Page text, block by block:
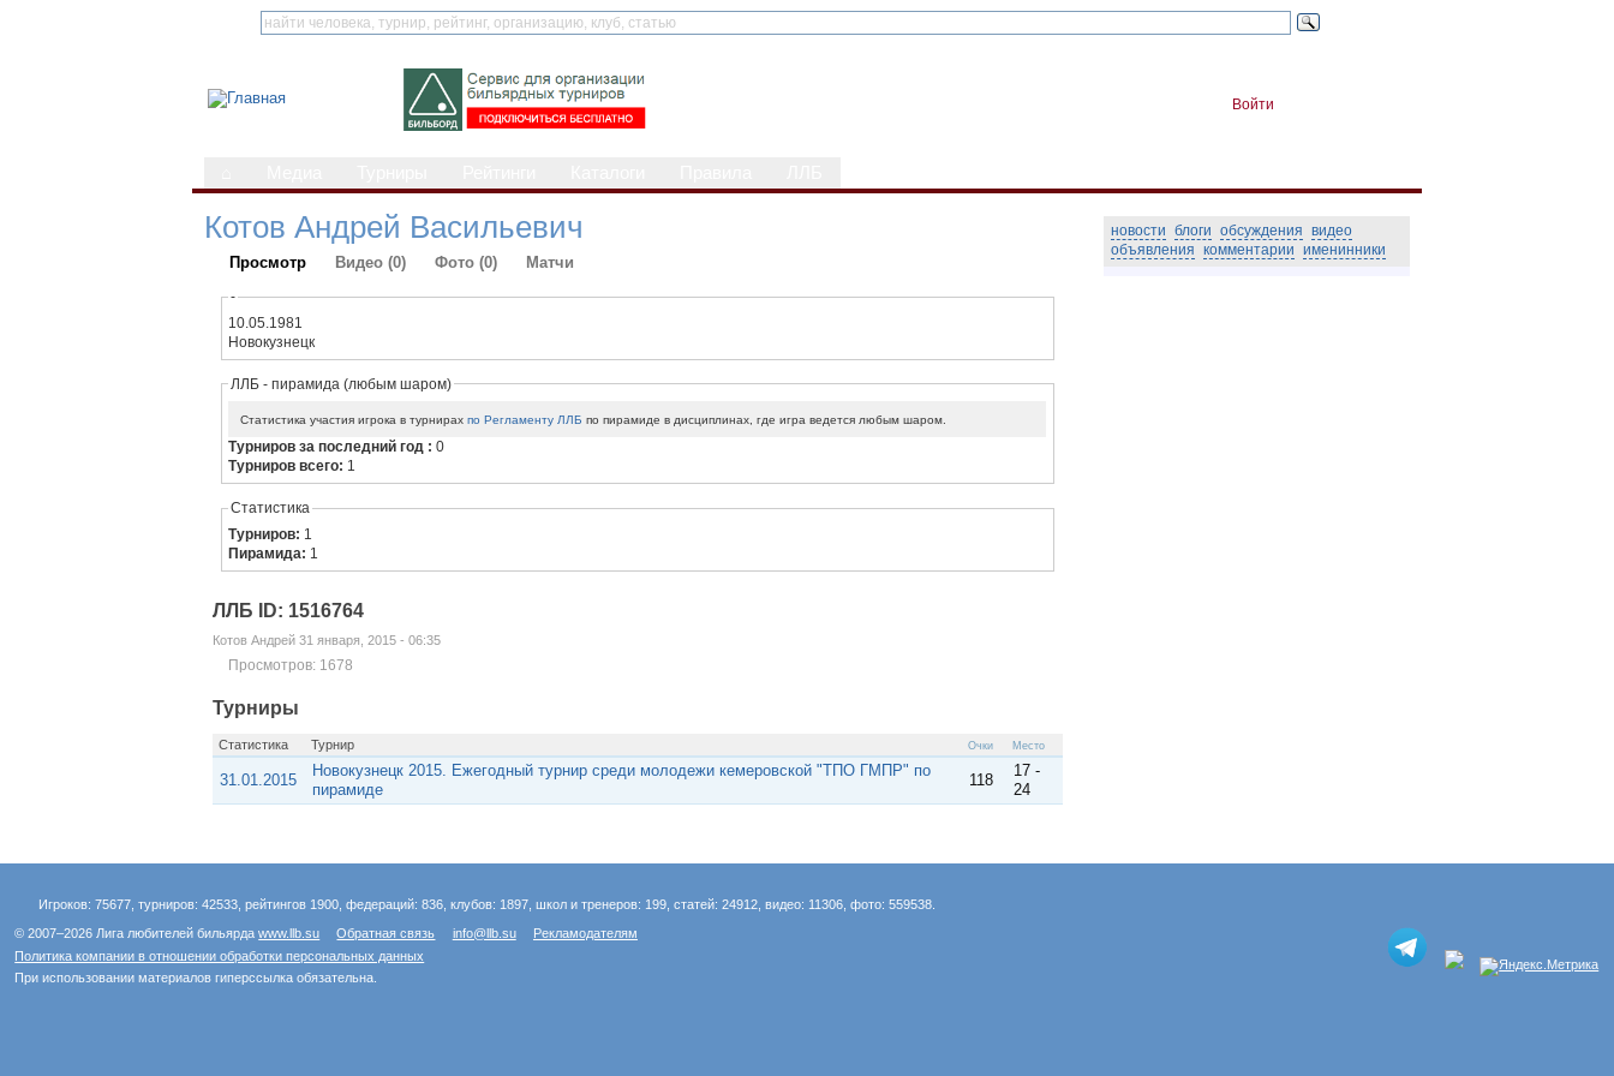
Войти
Котов Андрей Васильевич
Просмотр Видео (0) Фото (0) Матчи
-
10.05.1981
Новокузнецк
ЛЛБ - пирамида (любым шаром)
Статистика участия игрока в турнирахпо Регламенту ЛЛБ по пирамиде в дисциплинах, где игра ведется любым шаром.
Турниров за последний год :0
Турниров всего: 1
Статистика
Турниров: 1
Пирамида: 1
ЛЛБ ID: 1516764
Котов Андрей 31 января, 2015 - 06:35
Просмотров: 1678
Турниры
Статистика Турнир Очки Место
31.01.2015
Новокузнецк 2015. Ежегодный турнир среди молодежи кемеровской "ТПО ГМПР" по
пирамиде
118
17 -
24
новости блоги обсуждения видео
объявления комментарии именинники
Игроков: 75677, турниров: 42533, рейтингов 1900, федераций: 836, клубов: 1897, школ и тренеров: 199, статей: 24912, видео: 11306, фото: 559538.
© 2007–2026 Лига любителей бильярдаwww.llb.su Обратная связь info@llb.su
Рекламодателям
Политика компании в отношении обработки персональных данных
При использовании материалов гиперссылка обязательна.